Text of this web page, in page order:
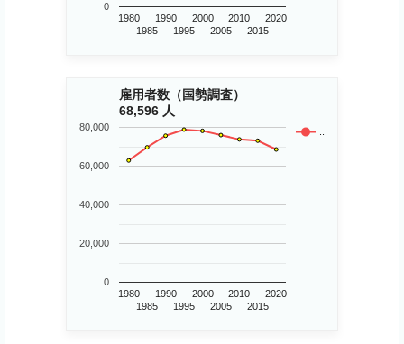
1980
1985
1990
1995
2000
2005
2010
2015
2020
0
雇用者数（国勢調査）
68,596 人
1980
1985
1990
1995
2000
2005
2010
2015
2020
0
20,000
40,000
60,000
80,000